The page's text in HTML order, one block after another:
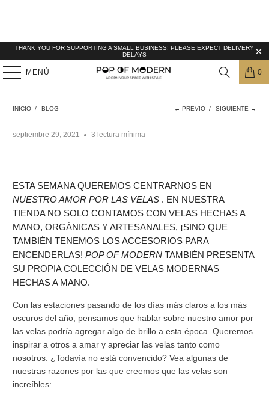
THANK YOU FOR SUPPORTING A SMALL BUSINESS! PLEASE EXPECT DELIVERY
DELAYS
MENÚ 0
INICIO / BLOG ← PREVIO / SIGUIENTE →
septiembre 29, 2021 3 lectura mínima
ESTA SEMANA QUEREMOS CENTRARNOS EN
NUESTRO AMOR POR LAS VELAS . EN NUESTRA
TIENDA NO SOLO CONTAMOS CON VELAS HECHAS A
MANO, ORGÁNICAS Y ARTESANALES, ¡SINO QUE
TAMBIÉN TENEMOS LOS ACCESORIOS PARA
ENCENDERLAS!POP OF MODERN TAMBIÉN PRESENTA
SU PROPIA COLECCIÓN DE VELAS MODERNAS
HECHAS A MANO.
Con las estaciones pasando de los días más claros a los más
oscuros del año, pensamos que hablar sobre nuestro amor por
las velas podría agregar algo de brillo a esta época. Queremos
inspirar a otros a amar y apreciar las velas tanto como
nosotros. ¿Todavía no está convencido? Vea algunas de
nuestras razones por las que creemos que las velas son
increíbles: